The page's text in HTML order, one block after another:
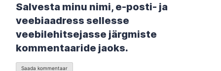
Salvesta minu nimi, e-posti- ja
veebiaadress sellesse
veebilehitsejasse järgmiste
kommentaaride jaoks.